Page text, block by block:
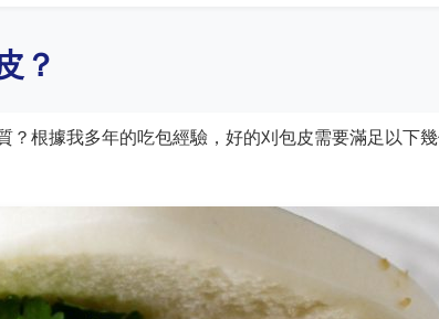
？
？根據我多年的吃包經驗，好的刈包皮需要滿足以下